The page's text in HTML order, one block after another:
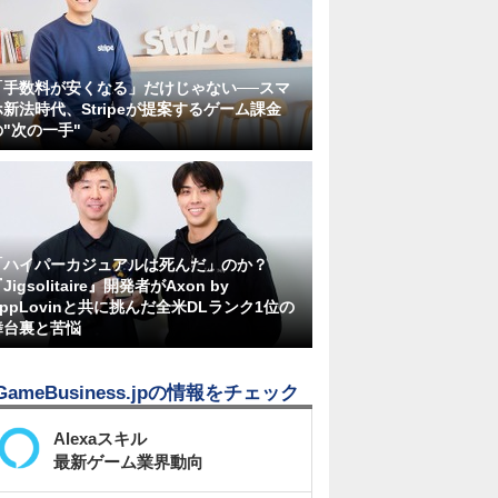
手数料が安くなる」だけじゃない──スマ
新法時代、Stripeが提案するゲーム課金
"次の一手"
ハイパーカジュアルは死んだ」のか？
Jigsolitaire』開発者がAxon by
と共に挑んだ全米DLランク1位の
台裏と苦悩
の情報をチェック
Alexaスキル
最新ゲーム業界動向